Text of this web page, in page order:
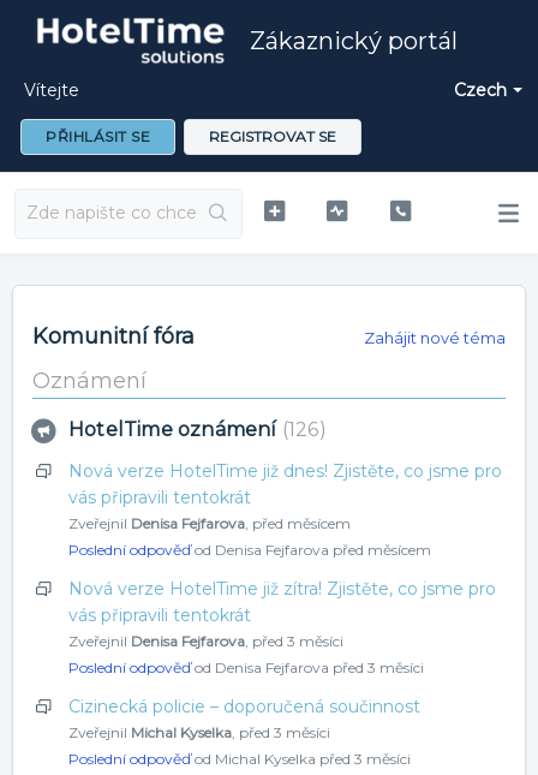
Zákaznický portál
Czech
Vítejte
PŘIHLÁSIT SE REGISTROVAT SE
Komunitní fóra Zahájit nové téma
Oznámení
HotelTime oznámení 126
Nová verze HotelTime již dnes! Zjistěte, co jsme pro
vás připravili tentokrát
Zveřejnil Denisa Fejfarova před měsícem
Poslední odpověďod Denisa Fejfarova před měsícem
Nová verze HotelTime již zítra! Zjistěte, co jsme pro
vás připravili tentokrát
Zveřejnil Denisa Fejfarova před 3 měsíci
Poslední odpověďod Denisa Fejfarova před 3 měsíci
Cizinecká policie – doporučená součinnost
Zveřejnil Michal Kyselka před 3 měsíci
Poslední odpověďod Michal Kyselka před 3 měsíci